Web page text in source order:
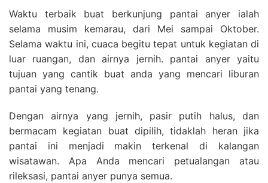
Waktu terbaik buat berkunjung pantai anyer ialah
selama musim kemarau, dari Mei sampai Oktober.
Selama waktu ini, cuaca begitu tepat untuk kegiatan di
luar ruangan, dan airnya jernih. pantai anyer yaitu
tujuan yang cantik buat anda yang mencari liburan
pantai yang tenang.
Dengan airnya yang jernih, pasir putih halus, dan
bermacam kegiatan buat dipilih, tidaklah heran jika
pantai ini menjadi makin terkenal di kalangan
wisatawan. Apa Anda mencari petualangan atau
rileksasi, pantai anyer punya semua.